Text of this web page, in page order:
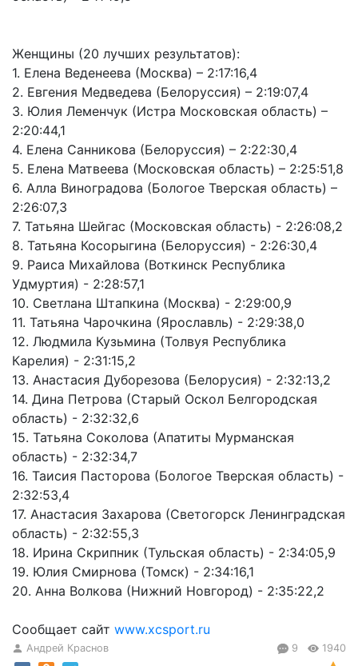
Женщины (20 лучших результатов):
1. Елена Веденеева (Москва) – 2:17:16,4
2. Евгения Медведева (Белоруссия) – 2:19:07,4
3. Юлия Леменчук (Истра Московская область) –
2:20:44,1
4. Елена Санникова (Белоруссия) – 2:22:30,4
5. Елена Матвеева (Московская область) – 2:25:51,8
6. Алла Виноградова (Бологое Тверская область) –
2:26:07,3
7. Татьяна Шейгас (Московская область) - 2:26:08,2
8. Татьяна Косорыгина (Белоруссия) - 2:26:30,4
9. Раиса Михайлова (Воткинск Республика
Удмуртия) - 2:28:57,1
10. Светлана Штапкина (Москва) - 2:29:00,9
11. Татьяна Чарочкина (Ярославль) - 2:29:38,0
12. Людмила Кузьмина (Толвуя Республика
Карелия) - 2:31:15,2
13. Анастасия Дуборезова (Белорусия) - 2:32:13,2
14. Дина Петрова (Старый Оскол Белгородская
область) - 2:32:32,6
15. Татьяна Соколова (Апатиты Мурманская
область) - 2:32:34,7
16. Таисия Пасторова (Бологое Тверская область) -
2:32:53,4
17. Анастасия Захарова (Светогорск Ленинградская
область) - 2:32:55,3
18. Ирина Скрипник (Тульская область) - 2:34:05,9
19. Юлия Смирнова (Томск) - 2:34:16,1
20. Анна Волкова (Нижний Новгород) - 2:35:22,2
Сообщает сайт www.xcsport.ru
Андрей Краснов 9 1940